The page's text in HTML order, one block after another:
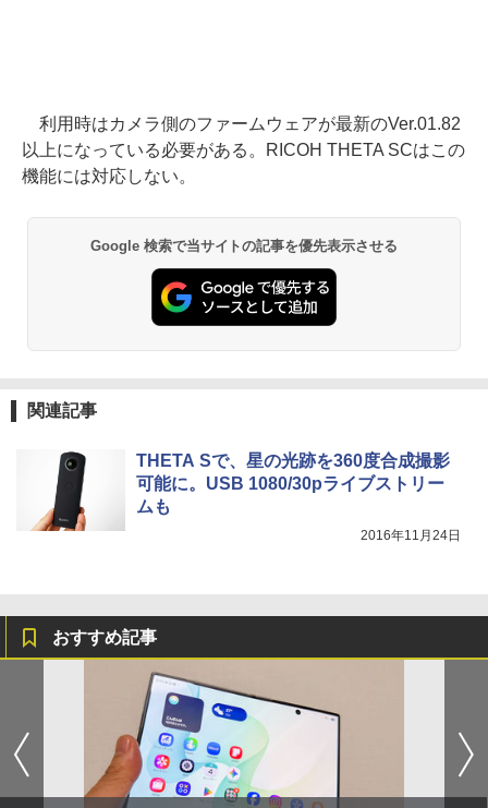
利用時はカメラ側のファームウェアが最新のVer.01.82
以上になっている必要がある。RICOH THETA SCはこの
機能には対応しない。
Google 検索で当サイトの記事を優先表示させる
関連記事
THETA Sで、星の光跡を360度合成撮影
可能に。USB 1080/30pライブストリー
ムも
2016年11月24日
おすすめ記事